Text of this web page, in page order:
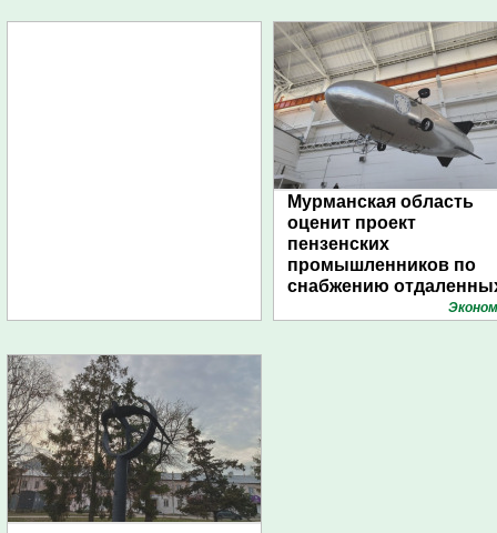
Мурманская область
оценит проект
пензенских
промышленников по
снабжению
поселений с помощью